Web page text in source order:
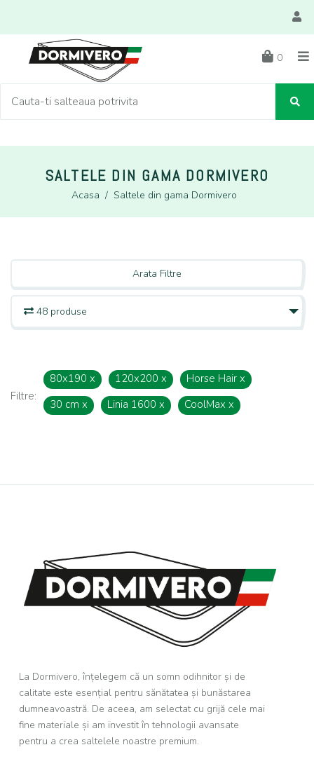
0
SALTELE DIN GAMA DORMIVERO
Acasa / Saltele din gama Dormivero
Arata Filtre
48 produse
Filtre:
80x190 x 120x200 x Horse Hair x
30 cm x Linia 1600 x CoolMax x
La Dormivero, înțelegem că un somn odihnitor și de
calitate este esențial pentru sănătatea și bunăstarea
dumneavoastră. De aceea, am selectat cu grijă cele mai
fine materiale și am investit în tehnologii avansate
pentru a crea saltelele noastre premium.